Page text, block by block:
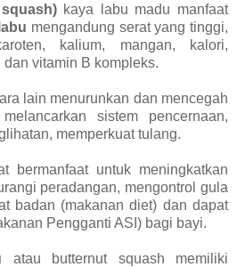
kaya labu madu manfaat
mengandung serat yang tinggi,
kalium, mangan, kalori,
vitamin B kompleks.
lain menurunkan dan mencegah
sistem pencernaan,
memperkuat tulang.
bermanfaat untuk meningkatkan
peradangan, mengontrol gula
badan (makanan diet) dan dapat
Pengganti ASI) bagi bayi.
atau butternut squash memiliki